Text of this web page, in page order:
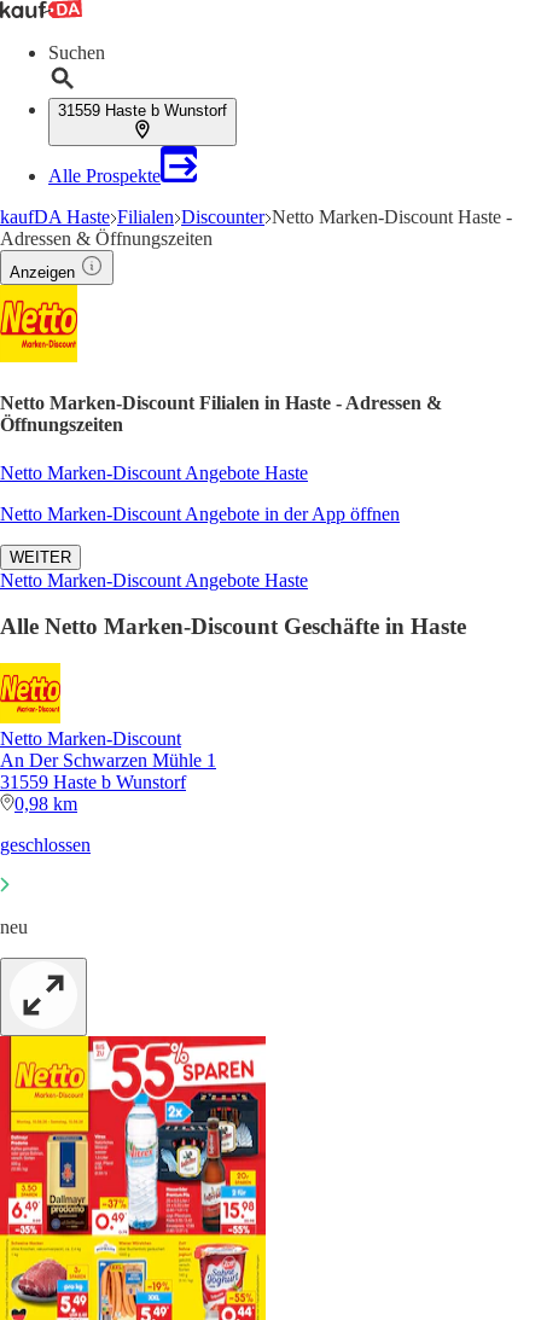
Suchen
31559 Haste b Wunstorf
Alle Prospekte
kaufDA Haste Filialen Discounter Netto Marken-Discount Haste -
Adressen & Öffnungszeiten
Anzeigen
Netto Marken-Discount Filialen in Haste - Adressen &
Öffnungszeiten
Netto Marken-Discount Angebote Haste
Netto Marken-Discount Angebote in der App öffnen
WEITER
Netto Marken-Discount Angebote Haste
Alle Netto Marken-Discount Geschäfte in Haste
Netto Marken-Discount
An Der Schwarzen Mühle 1
31559 Haste b Wunstorf
0,98 km
geschlossen
neu